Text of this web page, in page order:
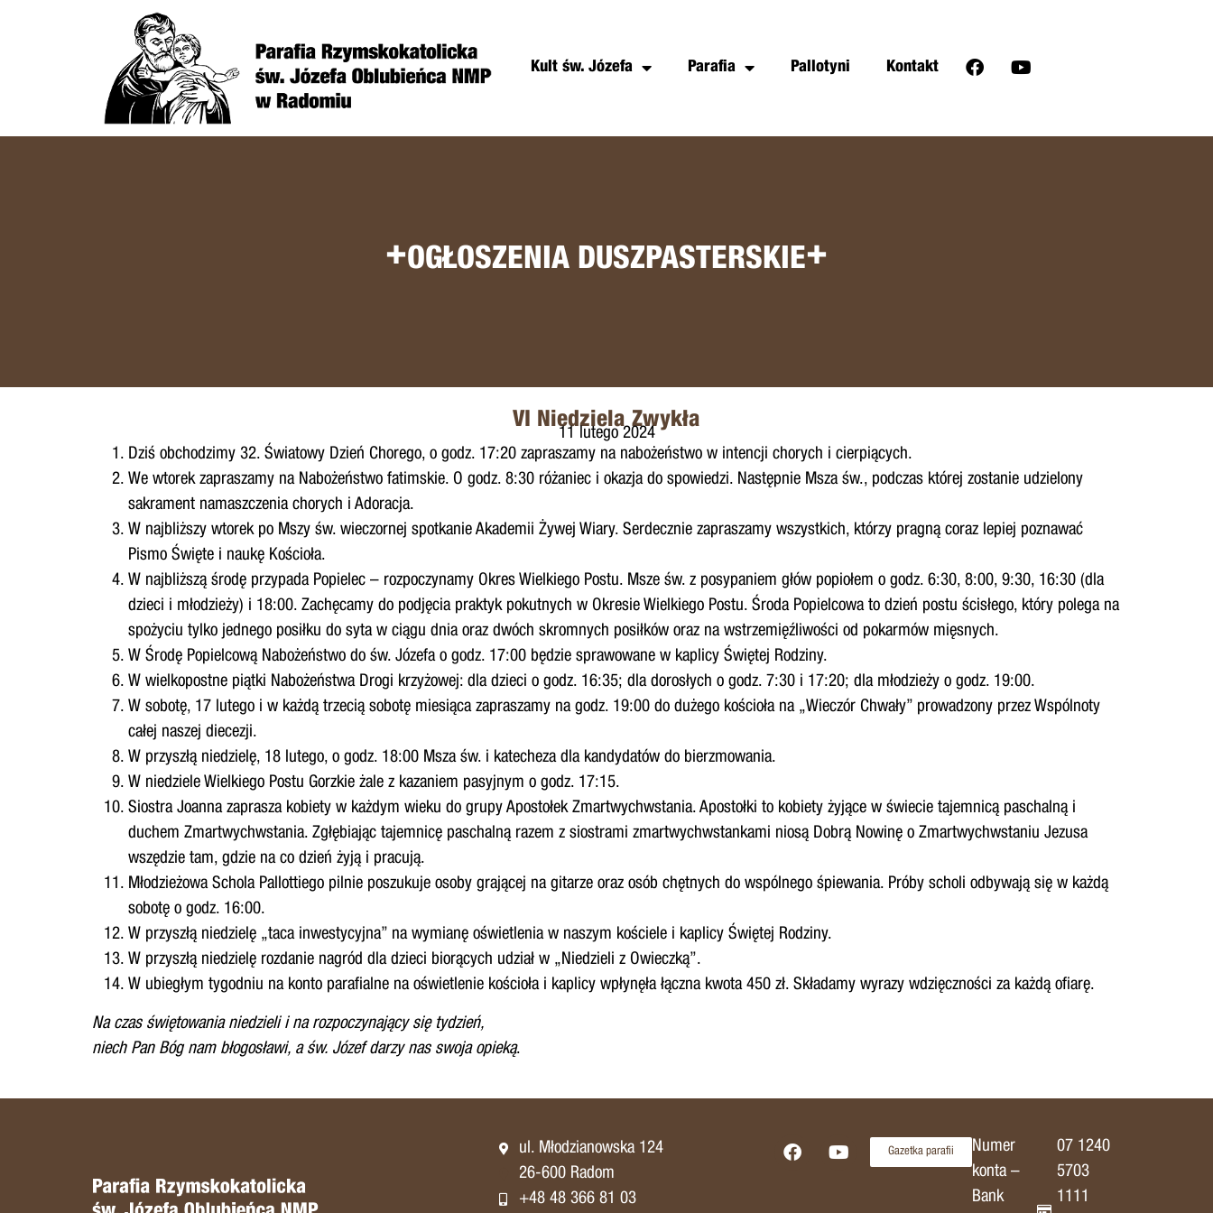
Kult św. Józefa Parafia Pallotyni Kontakt
+OGŁOSZENIA DUSZPASTERSKIE+
VI Niedziela Zwykła
11 lutego 2024
Dziś obchodzimy 32. Światowy Dzień Chorego, o godz. 17:20 zapraszamy na nabożeństwo w intencji chorych i cierpiących.
We wtorek zapraszamy na Nabożeństwo fatimskie. O godz. 8:30 różaniec i okazja do spowiedzi. Następnie Msza św., podczas której zostanie udzielony
sakrament namaszczenia chorych i Adoracja.
W najbliższy wtorek po Mszy św. wieczornej spotkanie Akademii Żywej Wiary. Serdecznie zapraszamy wszystkich, którzy pragną coraz lepiej poznawać
Pismo Święte i naukę Kościoła.
W najbliższą środę przypada Popielec – rozpoczynamy Okres Wielkiego Postu. Msze św. z posypaniem głów popiołem o godz. 6:30, 8:00, 9:30, 16:30 (dla
dzieci i młodzieży) i 18:00. Zachęcamy do podjęcia praktyk pokutnych w Okresie Wielkiego Postu. Środa Popielcowa to dzień postu ścisłego, który polega na
spożyciu tylko jednego posiłku do syta w ciągu dnia oraz dwóch skromnych posiłków oraz na wstrzemięźliwości od pokarmów mięsnych.
W Środę Popielcową Nabożeństwo do św. Józefa o godz. 17:00 będzie sprawowane w kaplicy Świętej Rodziny.
W wielkopostne piątki Nabożeństwa Drogi krzyżowej: dla dzieci o godz. 16:35; dla dorosłych o godz. 7:30 i 17:20; dla młodzieży o godz. 19:00.
W sobotę, 17 lutego i w każdą trzecią sobotę miesiąca zapraszamy na godz. 19:00 do dużego kościoła na „Wieczór Chwały” prowadzony przez Wspólnoty
całej naszej diecezji.
W przyszłą niedzielę, 18 lutego, o godz. 18:00 Msza św. i katecheza dla kandydatów do bierzmowania.
W niedziele Wielkiego Postu Gorzkie żale z kazaniem pasyjnym o godz. 17:15.
Siostra Joanna zaprasza kobiety w każdym wieku do grupy Apostołek Zmartwychwstania. Apostołki to kobiety żyjące w świecie tajemnicą paschalną i
duchem Zmartwychwstania. Zgłębiając tajemnicę paschalną razem z siostrami zmartwychwstankami niosą Dobrą Nowinę o Zmartwychwstaniu Jezusa
wszędzie tam, gdzie na co dzień żyją i pracują.
Młodzieżowa Schola Pallottiego pilnie poszukuje osoby grającej na gitarze oraz osób chętnych do wspólnego śpiewania. Próby scholi odbywają się w każdą
sobotę o godz. 16:00.
W przyszłą niedzielę „taca inwestycyjna” na wymianę oświetlenia w naszym kościele i kaplicy Świętej Rodziny.
W przyszłą niedzielę rozdanie nagród dla dzieci biorących udział w „Niedzieli z Owieczką”.
W ubiegłym tygodniu na konto parafialne na oświetlenie kościoła i kaplicy wpłynęła łączna kwota 450 zł. Składamy wyrazy wdzięczności za każdą ofiarę.
Na czas świętowania niedzieli i na rozpoczynający się tydzień,
niech Pan Bóg nam błogosławi, a św. Józef darzy nas swoja opieką.
ul. Młodzianowska 124
26-600 Radom
+48 48 366 81 03
Gazetka parafii
Numer
konta –
Bank
07 1240
5703
1111